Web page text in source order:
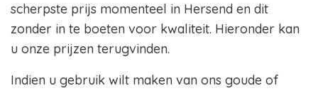
scherpste prijs momenteel in Hersend en dit
zonder in te boeten voor kwaliteit. Hieronder kan
u onze prijzen terugvinden.
Indien u gebruik wilt maken van ons goude of